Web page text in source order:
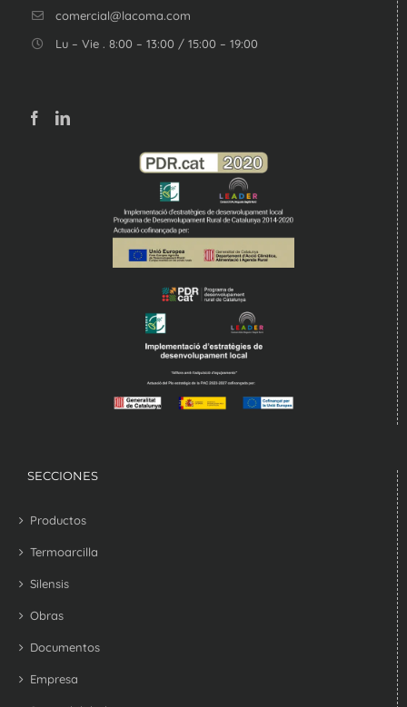
comercial@lacoma.com
Lu – Vie . 8:00 – 13:00 / 15:00 – 19:00
SECCIONES
Productos
Termoarcilla
Silensis
Obras
Documentos
Empresa